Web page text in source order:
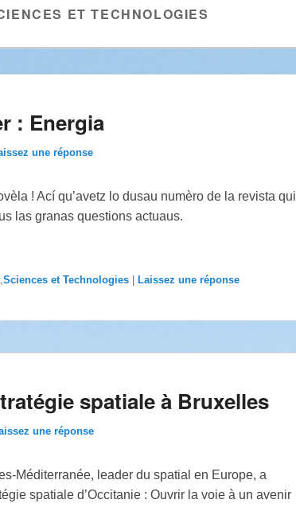
ET TECHNOLOGIES
: Energia
une réponse
! Ací qu’avetz lo dusau numèro de la revista qui
las granas questions actuaus.
Sciences et Technologies Laissez une réponse
spatiale à Bruxelles
une réponse
Méditerranée, leader du spatial en Europe, a
spatiale d’Occitanie : Ouvrir la voie à un avenir